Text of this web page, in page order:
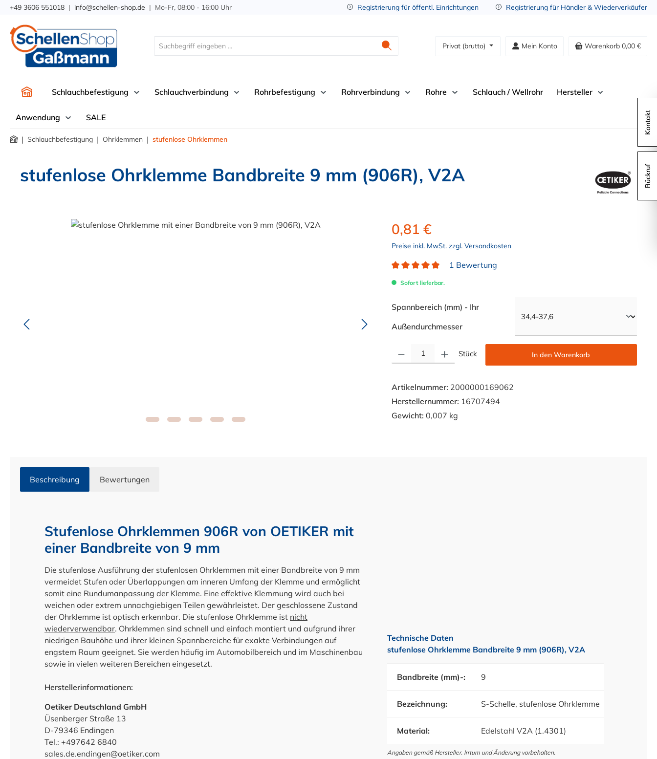
Zur Hauptnavigation springen
+49 3606 551018 | info@schellen-shop.de | Mo-Fr, 08:00 - 16:00 Uhr Registrierung für öffentl. Einrichtungen Registrierung für Händler & Wiederverkäufer
Privat (brutto) Mein Konto Warenkorb 0,00 €
Schlauchbefestigung Schlauchverbindung Rohrbefestigung Rohrverbindung Rohre Schlauch / Wellrohr Hersteller
Anwendung SALE
| Schlauchbefestigung | Ohrklemmen | stufenlose Ohrklemmen
stufenlose Ohrklemme Bandbreite 9 mm (906R), V2A
Bildergalerie überspringen 0,81 €
Preise inkl. MwSt. zzgl. Versandkosten
1 Bewertung
Sofort lieferbar.
Spannbereich (mm) - Ihr
Außendurchmesserauswählen
Stück In den Warenkorb
Artikelnummer: 2000000169062
Herstellernummer: 16707494
Gewicht: 0,007 kg
Beschreibung Bewertungen
Stufenlose Ohrklemmen 906R von OETIKER mit
einer Bandbreite von 9 mm
Die stufenlose Ausführung der stufenlosen Ohrklemmen mit einer Bandbreite von 9 mm
vermeidet Stufen oder Überlappungen am inneren Umfang der Klemme und ermöglicht
somit eine Rundumanpassung der Klemme. Eine effektive Klemmung wird auch bei
weichen oder extrem unnachgiebigen Teilen gewährleistet. Der geschlossene Zustand
der Ohrklemme ist optisch erkennbar. Die stufenlose Ohrklemme ist nicht
wiederverwendbar. Ohrklemmen sind schnell und einfach montiert und aufgrund ihrer
niedrigen Bauhöhe und ihrer kleinen Spannbereiche für exakte Verbindungen auf
engstem Raum geeignet. Sie werden häufig im Automobilbereich und im Maschinenbau
sowie in vielen weiteren Bereichen eingesetzt.
Herstellerinformationen:
Oetiker Deutschland GmbH
Üsenberger Straße 13
D-79346 Endingen
Tel.: +497642 6840
sales.de.endingen@oetiker.com
Technische Daten
stufenlose Ohrklemme Bandbreite 9 mm (906R), V2A
Bandbreite (mm)-: 9
Bezeichnung: S-Schelle, stufenlose Ohrklemme
Material: Edelstahl V2A (1.4301)
Angaben gemäß Hersteller. Irrtum und Änderung vorbehalten.
Kontakt
Rückruf